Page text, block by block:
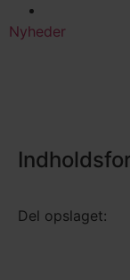
Nyheder
Del opslaget: